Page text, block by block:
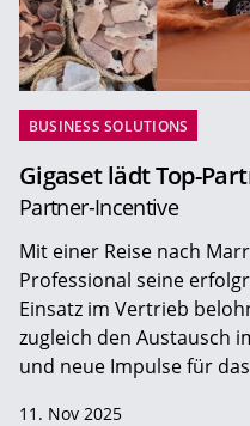
BUSINESS SOLUTIONS
Gigaset lädt Top-
Partner-Incentive
Mit einer Reise nach
Professional seine
Einsatz im Vertrieb
zugleich den Austausch
und neue Impulse für
11. Nov 2025